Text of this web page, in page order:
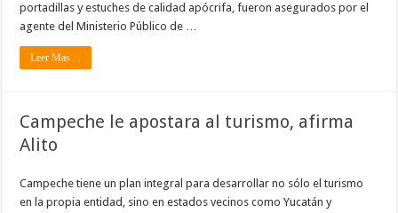
portadillas y estuches de calidad apócrifa, fueron asegurados por el
agente del Ministerio Público de …
Leer Mas ...
Campeche le apostara al turismo, afirma
Alito
Campeche tiene un plan integral para desarrollar no sólo el turismo
en la propia entidad, sino en estados vecinos como Yucatán y